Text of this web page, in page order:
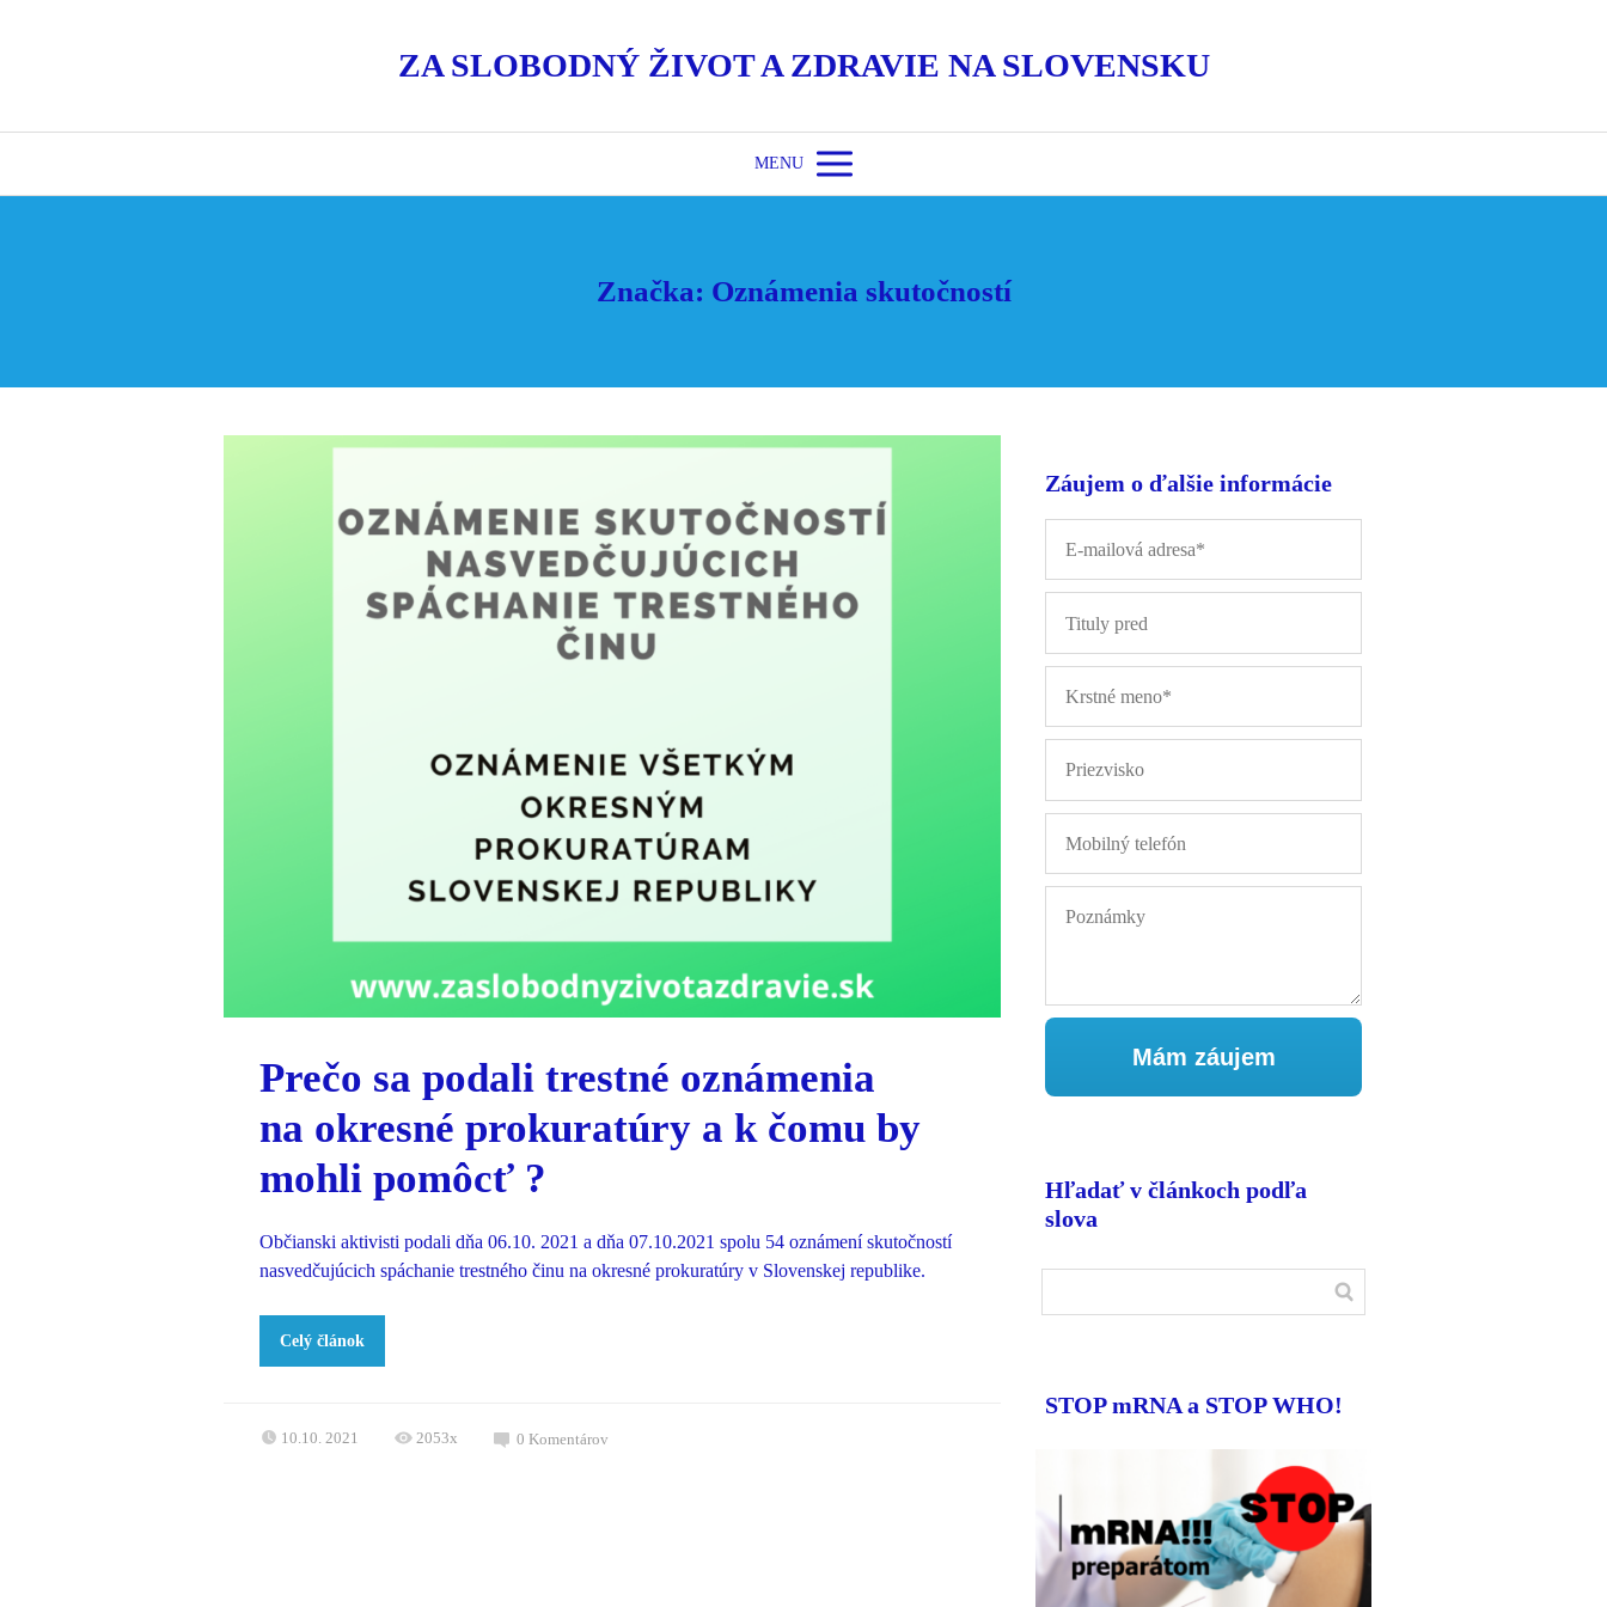
ZA SLOBODNÝ ŽIVOT A ZDRAVIE NA SLOVENSKU
MENU
Značka: Oznámenia skutočností
Prečo sa podali trestné oznámenia
na okresné prokuratúry a k čomu by
mohli pomôcť ?
Občianski aktivisti podali dňa 06.10. 2021 a dňa 07.10.2021 spolu 54 oznámení skutočností
nasvedčujúcich spáchanie trestného činu na okresné prokuratúry v Slovenskej republike.
Celý článok
10.10. 2021 2053x 0 Komentárov
Záujem o ďalšie informácie
Mám záujem
Hľadať v článkoch podľa
slova
STOP mRNA a STOP WHO!